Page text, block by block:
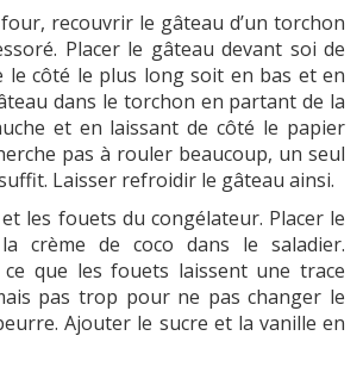
recouvrir le gâteau d’un torchon
Placer le gâteau devant soi de
le côté le plus long soit en bas et en
dans le torchon en partant de la
et en laissant de côté le papier
pas à rouler beaucoup, un seul
Laisser refroidir le gâteau ainsi.
les fouets du congélateur. Placer le
crème de coco dans le saladier.
ce que les fouets laissent une trace
pas trop pour ne pas changer le
Ajouter le sucre et la vanille en